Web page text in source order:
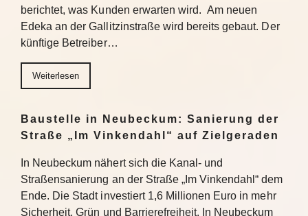
berichtet, was Kunden erwarten wird. Am neuen
Edeka an der Gallitzinstraße wird bereits gebaut. Der
künftige Betreiber…
Weiterlesen
Baustelle in Neubeckum: Sanierung der
Straße „Im Vinkendahl“ auf Zielgeraden
In Neubeckum nähert sich die Kanal- und
Straßensanierung an der Straße „Im Vinkendahl“ dem
Ende. Die Stadt investiert 1,6 Millionen Euro in mehr
Sicherheit, Grün und Barrierefreiheit. In Neubeckum